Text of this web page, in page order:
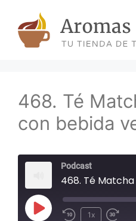
content
468. Té
con bebida
Podcast
Play
1x